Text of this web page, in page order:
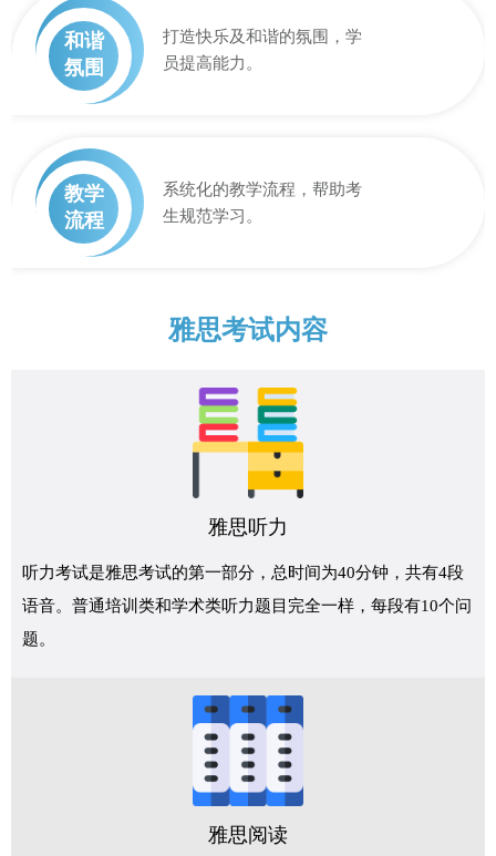
和谐
氛围
打造快乐及和谐的氛围，学
员提高能力。
教学
流程
系统化的教学流程，帮助考
生规范学习。
雅思考试内容
雅思听力
听力考试是雅思考试的第一部分，总时间为40分钟，共有4段
语音。普通培训类和学术类听力题目完全一样，每段有10个问
题。
雅思阅读